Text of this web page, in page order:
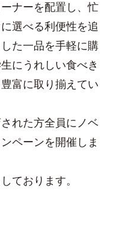
ナーを配置し、忙
選べる利便性を追
た一品を手軽に購
にうれしい食べき
富に取り揃えてい
れた方全員にノベ
ペーンを開催しま
ております。